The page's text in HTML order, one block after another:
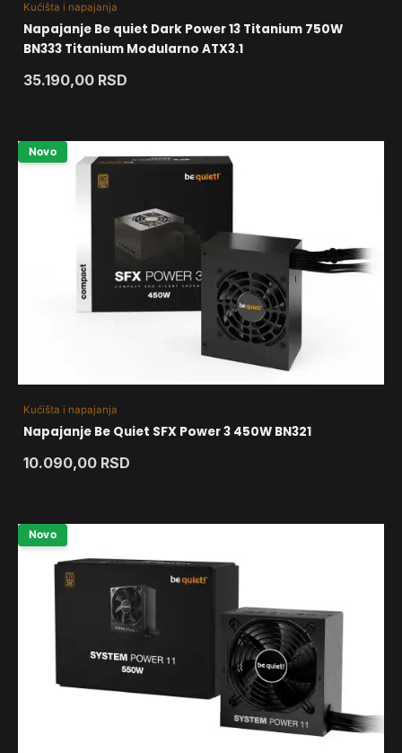
Kućišta i napajanja
Napajanje Be quiet Dark Power 13 Titanium 750W
BN333 Titanium Modularno ATX3.1
35.190,00 RSD
Novo
Kućišta i napajanja
Napajanje Be Quiet SFX Power 3 450W BN321
10.090,00 RSD
Novo